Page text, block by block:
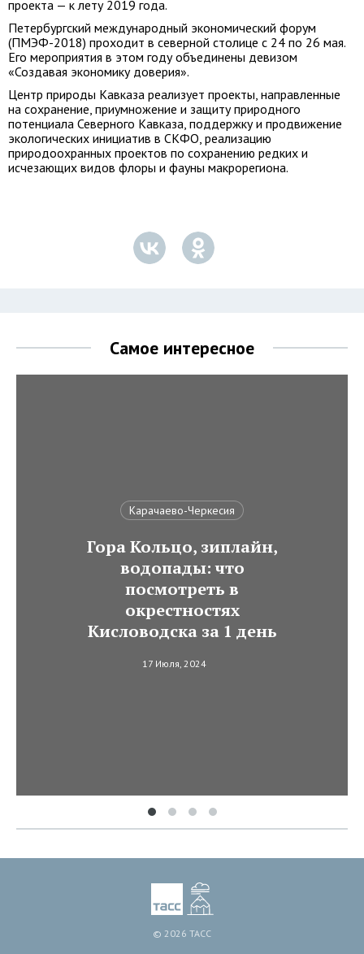
проекта — к лету 2019 года.
Петербургский международный экономический форум
(ПМЭФ-2018) проходит в северной столице с 24 по 26 мая.
Его мероприятия в этом году объединены девизом
«Создавая экономику доверия».
Центр природы Кавказа реализует проекты, направленные
на сохранение, приумножение и защиту природного
потенциала Северного Кавказа, поддержку и продвижение
экологических инициатив в СКФО, реализацию
природоохранных проектов по сохранению редких и
исчезающих видов флоры и фауны макрорегиона.
Самое интересное
Карачаево-Черкесия
Гора Кольцо, зиплайн,
водопады: что
посмотреть в
окрестностях
Кисловодска за 1 день
17 Июля, 2024
© 2026 ТАСС